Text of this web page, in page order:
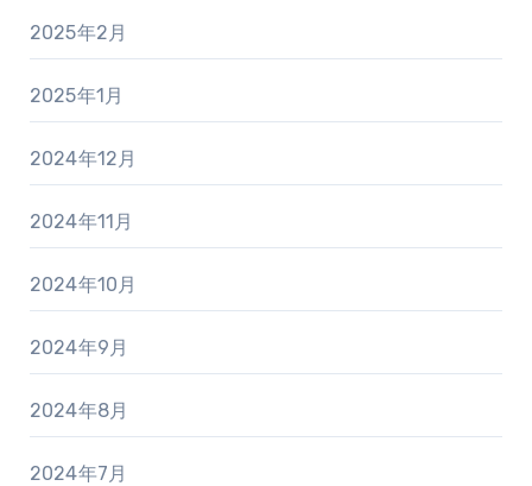
2025年2月
2025年1月
2024年12月
2024年11月
2024年10月
2024年9月
2024年8月
2024年7月